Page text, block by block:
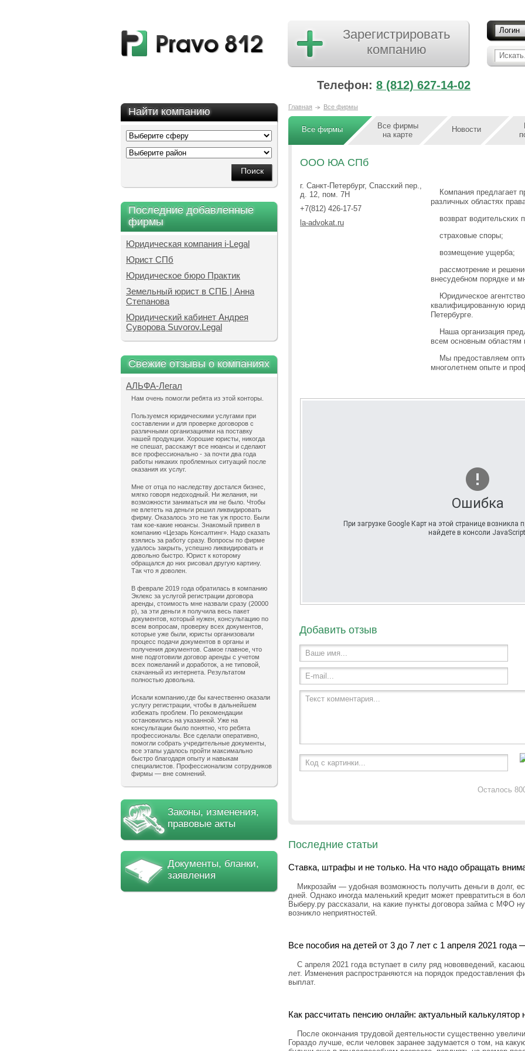
Логин
Зарегистрировать
компанию
Телефон: 8 (812) 627-14-02
Найти компанию
Последние добавленные
фирмы
Юридическая компания i-Legal
Юрист СПб
Юридическое бюро Практик
Земельный юрист в СПБ | Анна
Степанова
Юридический кабинет Андрея
Суворова Suvorov.Legal
Свежие отзывы о компаниях
АЛЬФА-Легал
Нам очень помогли ребята из этой конторы.
Пользуемся юридическими услугами при
составлении и для проверке договоров с
различными организациями на поставку
нашей продукции. Хорошие юристы, никогда
не спешат, расскажут все нюансы и сделают
все профессионально - за почти два года
работы никаких проблемных ситуаций после
оказания их услуг.
Мне от отца по наследству достался бизнес,
мягко говоря недоходный. Ни желания, ни
возможности заниматься им не было. Чтобы
не влететь на деньги решил ликвидировать
фирму. Оказалось это не так уж просто. Были
там кое-какие нюансы. Знакомый привел в
компанию «Цезарь Консалтинг». Надо сказать
взялись за работу сразу. Вопросы по фирме
удалось закрыть, успешно ликвидировать и
довольно быстро. Юрист к которому
обращался до них рисовал другую картину.
Так что я доволен.
В феврале 2019 года обратилась в компанию
Эклекс за услугой регистрации договора
аренды, стоимость мне назвали сразу (20000
р), за эти деньги я получила весь пакет
документов, который нужен, консультацию по
всем вопросам, проверку всех документов,
которые уже были, юристы организовали
процесс подачи документов в органы и
получения документов. Самое главное, что
мне подготовили договор аренды с учетом
всех пожеланий и доработок, а не типовой,
скачанный из интернета. Результатом
полностью довольна.
Искали компанию,где бы качественно оказали
услугу регистрации, чтобы в дальнейшем
избежать проблем. По рекомендации
остановились на указанной. Уже на
консультации было понятно, что ребята
профессионалы. Все сделали оперативно,
помогли собрать учредительные документы,
все этапы удалось пройти максимально
быстро благодаря опыту и навыкам
специалистов. Профессионализм сотрудников
фирмы — вне сомнений.
Законы, изменения,
правовые акты
Документы, бланки,
заявления
Главная Все фирмы
Все фирмы
Все фирмы
на карте
Новости
ООО ЮА СПб
г. Санкт-Петербург, Спасский пер.,
д. 12, пом. 7Н
+7(812) 426-17-57
la-advokat.ru
Компания предлагает
различных областях
возврат
страховые споры;
возмещение ущерба;
рассмотрение и
внесудебном порядке и
Юридическое
квалифицированную
Петербурге.
Наша организация
всем основным областям
Мы предоставляем
многолетнем опыте и
Ошибка
При загрузке Google Карт на этой странице
найдете в консоли
Добавить отзыв
Ваше имя...
E-mail...
Текст комментария...
Код с картинки...
Осталось
Последние статьи
Ставка, штрафы и не только. На что надо обращать
Микрозайм — удобная возможность получить деньги в долг,
дней. Однако иногда маленький кредит может превратиться в
Выберу.ру рассказали, на какие пункты договора займа с МФО
возникло неприятностей.
Все пособия на детей от 3 до 7 лет с 1 апреля 2021
С апреля 2021 года вступает в силу ряд нововведений,
лет. Изменения распространяются на порядок предоставления
выплат.
Как рассчитать пенсию онлайн: актуальный калькулятор
После окончания трудовой деятельности существенно
Гораздо лучше, если человек заранее задумается о том, на